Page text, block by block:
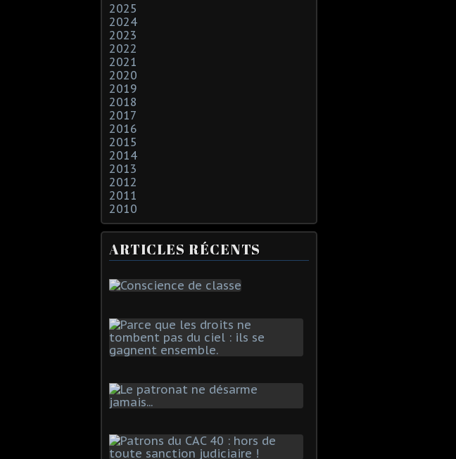
2025
2024
2023
2022
2021
2020
2019
2018
2017
2016
2015
2014
2013
2012
2011
2010
ARTICLES RÉCENTS